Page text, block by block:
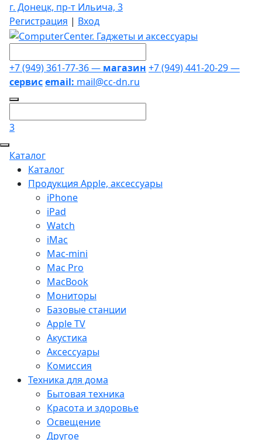
г. Донецк, пр-т Ильича, 3
Регистрация | Вход
+7 (949) 361-77-36 — магазин +7 (949) 441-20-29 —
сервисemail: mail@cc-dn.ru
3
Каталог
Каталог
Продукция Apple, аксессуары
iPhone
iPad
Watch
iMac
Mac-mini
Mac Pro
MacBook
Мониторы
Базовые станции
Apple TV
Акустика
Аксессуары
Комиссия
Техника для дома
Бытовая техника
Красота и здоровье
Освещение
Другое